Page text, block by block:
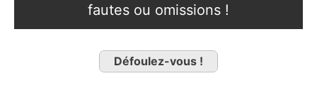
fautes ou omissions !
Défoulez-vous !